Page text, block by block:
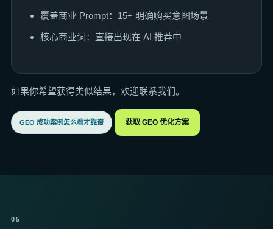
覆盖商业 Prompt：15+ 明确购买意图场景
核心商业词：直接出现在 AI 推荐中
如果你希望获得类似结果，欢迎联系我们。
GEO 成功案例怎么看才靠谱 获取 GEO 优化方案
05